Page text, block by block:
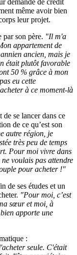
demande de crédit
même avoir bien
leur projet.
par son père. "Il m'a
appartement de
ancien, mais je
était plutôt favorable
50 % grâce à mon
eu cette
à ce moment-là
se lancer dans ce
de ce qu’est son
autre région, je
très peu de temps
Pour moi vivre dans
voulais pas attendre
pour acheter !"
de ses études et un
"Pour moi, c’est
sœur et moi, à
apporte une
:
seule. C'était